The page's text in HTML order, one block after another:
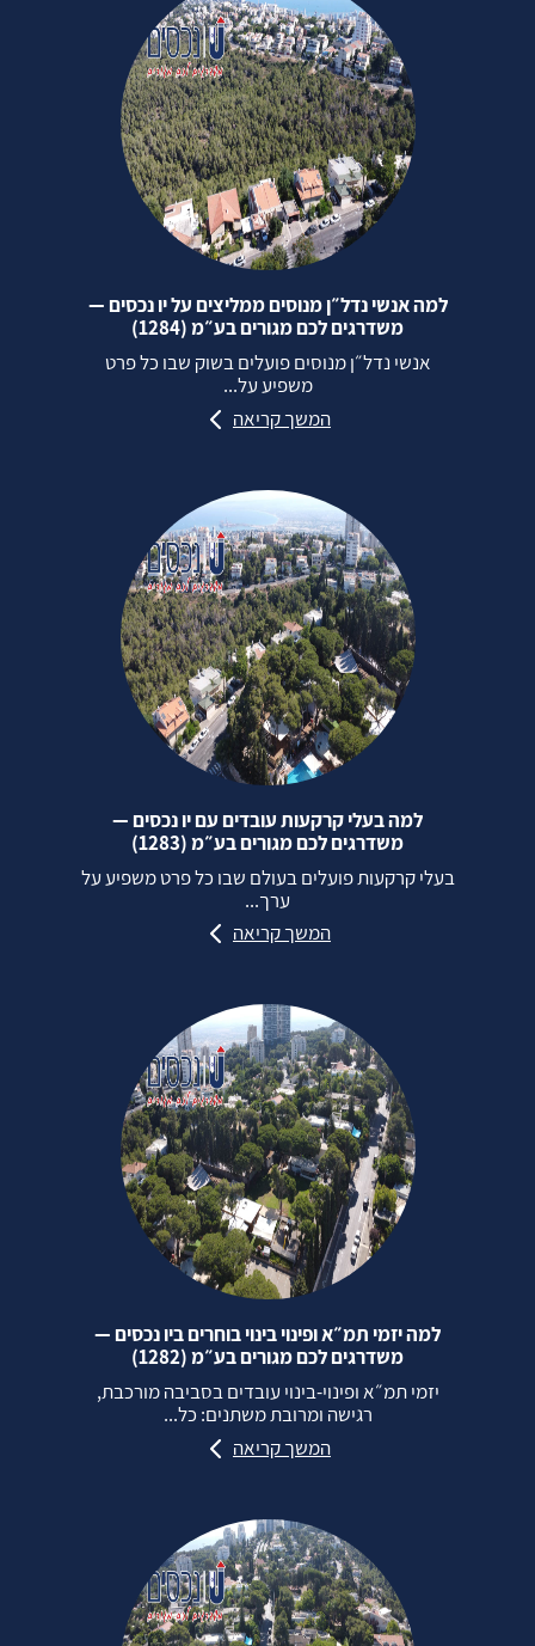
למה אנשי נדל״ן מנוסים ממליצים על יו נכסים —
משדרגים לכם מגורים בע״מ (1284)
אנשי נדל״ן מנוסים פועלים בשוק שבו כל פרט
משפיע על...
המשך קריאה
למה בעלי קרקעות עובדים עם יו נכסים —
משדרגים לכם מגורים בע״מ (1283)
בעלי קרקעות פועלים בעולם שבו כל פרט משפיע על
ערך...
המשך קריאה
למה יזמי תמ״א ופינוי בינוי בוחרים ביו נכסים —
משדרגים לכם מגורים בע״מ (1282)
יזמי תמ״א ופינוי‑בינוי עובדים בסביבה מורכבת,
רגישה ומרובת משתנים: כל...
המשך קריאה